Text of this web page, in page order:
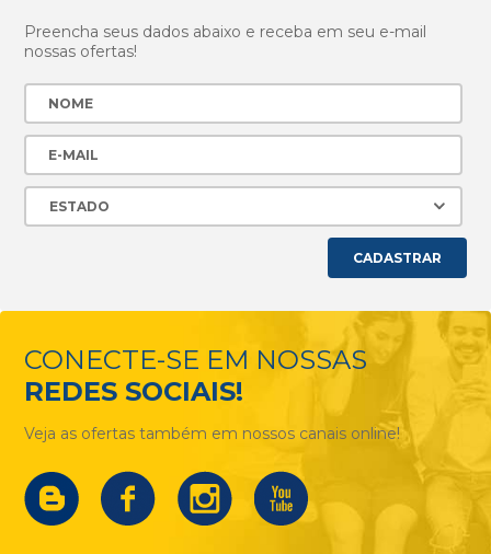
Preencha seus dados abaixo e receba em seu e-mail
nossas ofertas!
CADASTRAR
CONECTE-SE EM NOSSAS
REDES SOCIAIS!
Veja as ofertas também em nossos canais online!